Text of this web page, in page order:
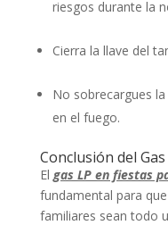
riesgos durante la
Cierra la llave del
No sobrecargues
en el fuego.
Conclusión del
El gas LP en fiestas
fundamental para
familiares sean todo